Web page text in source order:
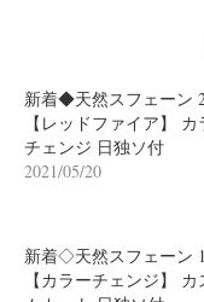
新着◆天然スフェーン
【レッドファイア】 カ
チェンジ 日独ソ付
2021/05/20
新着◇天然スフェーン
【カラーチェンジ】 カ